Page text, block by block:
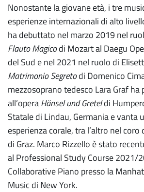
Nonostante la giovane età, i tre
esperienze internazionali di alto
ha debuttato nel marzo 2019 nel
Flauto Magicodi Mozart al Daegu
del Sud e nel 2021 nel ruolo di
Matrimonio Segretodi Domenico
mezzosoprano tedesco Lara Graf ha
all’operaHänsel und Greteldi
Statale di Lindau, Germania e vanta
esperienza corale, tra l’altro nel coro
di Graz. Marco Rizzello è stato
al Professional Study Course 2021/
Collaborative Piano presso la
Music di New York.